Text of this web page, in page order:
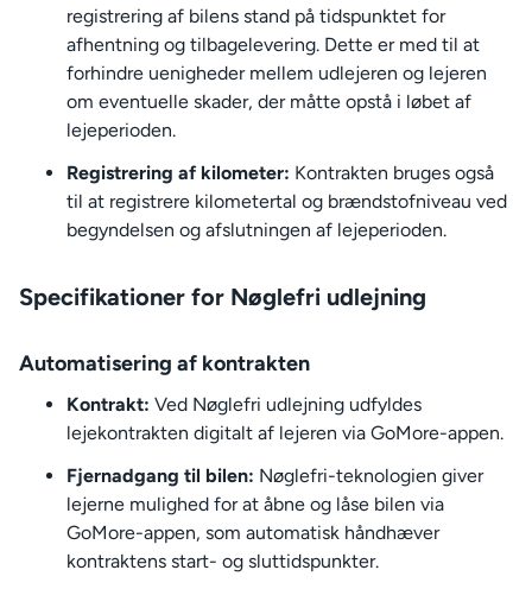
registrering af bilens stand på tidspunktet for
afhentning og tilbagelevering. Dette er med til at
forhindre uenigheder mellem udlejeren og lejeren
om eventuelle skader, der måtte opstå i løbet af
lejeperioden.
Registrering af kilometer: Kontrakten bruges også
til at registrere kilometertal og brændstofniveau ved
begyndelsen og afslutningen af lejeperioden.
Specifikationer for Nøglefri udlejning
Automatisering af kontrakten
Kontrakt: Ved Nøglefri udlejning udfyldes
lejekontrakten digitalt af lejeren via GoMore-appen.
Fjernadgang til bilen: Nøglefri-teknologien giver
lejerne mulighed for at åbne og låse bilen via
GoMore-appen, som automatisk håndhæver
kontraktens start- og sluttidspunkter.